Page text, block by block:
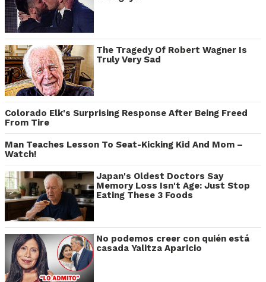
The Tragedy Of Robert Wagner Is
Truly Very Sad
Colorado Elk's Surprising Response After Being Freed
From Tire
Man Teaches Lesson To Seat-Kicking Kid And Mom –
Watch!
Japan's Oldest Doctors Say
Memory Loss Isn't Age: Just Stop
Eating These 3 Foods
No podemos creer con quién está
casada Yalitza Aparicio